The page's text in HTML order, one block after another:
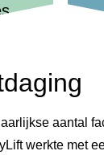
aantal
werkte met